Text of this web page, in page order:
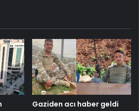
Gaziden acı haber geldi